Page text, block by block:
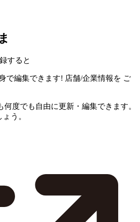
すると
で編集できます! 店舗/企業情報を ご
度でも自由に更新・編集できます。
う。